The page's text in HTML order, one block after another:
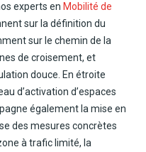
experts en Mobilité de
sur la définition du
sur le chemin de la
de croisement, et
douce. En étroite
d’activation d’espaces
également la mise en
des mesures concrètes
à trafic limité, la